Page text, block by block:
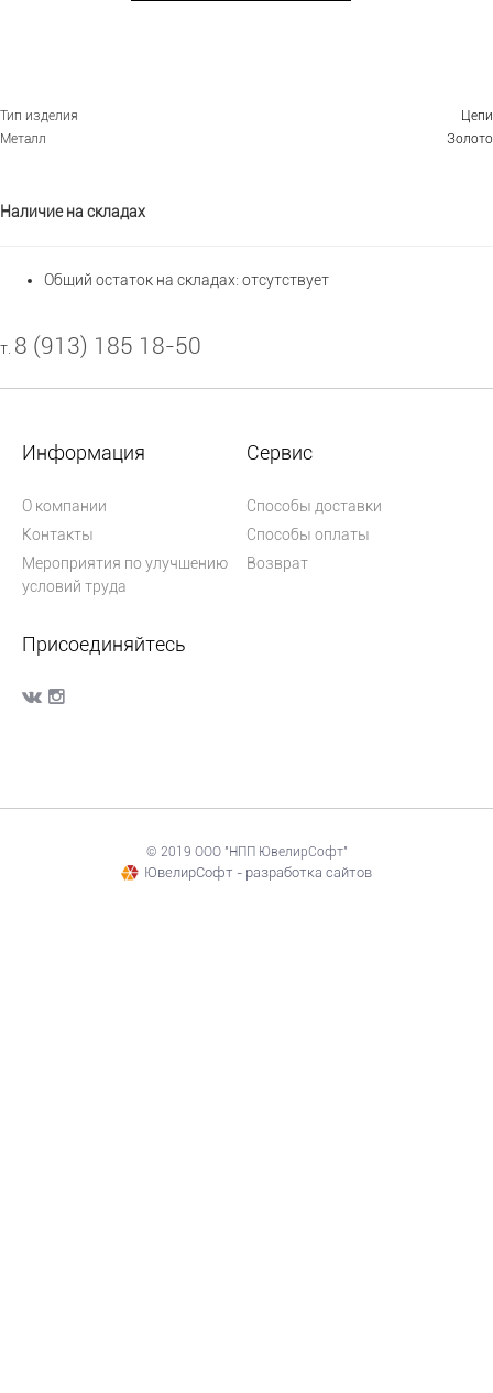
Тип изделия
Цепи
Металл
Золото
Наличие на складах
Общий остаток на складах: отсутствует
т. 8 (913) 185 18-50
Информация
О компании
Контакты
Мероприятия по улучшению
условий труда
Сервис
Способы доставки
Способы оплаты
Возврат
Присоединяйтесь
© 2019 ООО "НПП ЮвелирСофт"
ЮвелирСофт - разработка сайтов